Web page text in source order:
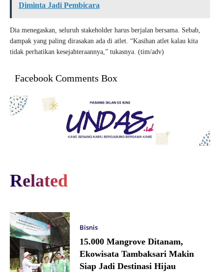
Related
Bisnis
15.000 Mangrove Ditanam,
Ekowisata Tambaksari Makin
Siap Jadi Destinasi Hijau
Diminta Jadi Pembicara
Dia menegaskan, seluruh stakeholder harus berjalan bersama. Sebab,
dampak yang paling dirasakan ada di atlet. “Kasihan atlet kalau kita
tidak perhatikan kesejahteraannya,” tukasnya. (tim/adv)
Facebook Comments Box